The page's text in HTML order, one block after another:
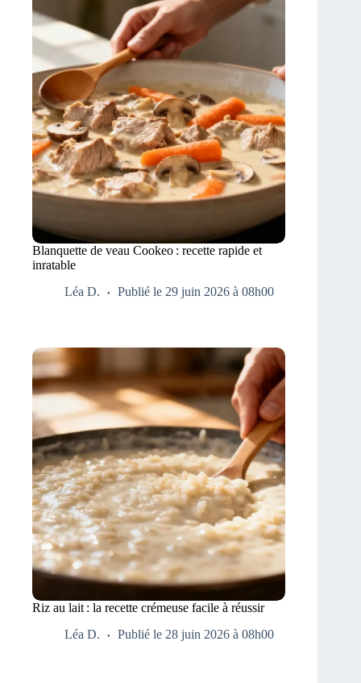
Blanquette de veau Cookeo : recette rapide et
inratable
Léa D.
Publié le 29 juin 2026 à 08h00
Riz au lait : la recette crémeuse facile à réussir
Léa D.
Publié le 28 juin 2026 à 08h00